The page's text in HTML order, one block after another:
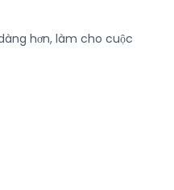
hơn, làm cho cuộc